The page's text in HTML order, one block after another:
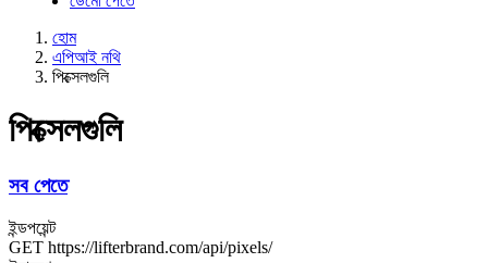
হোম
এপিআই নথি
পিক্সেলগুলি
পিক্সেলগুলি
সব পেতে
ইন্ডপয়েন্ট
GET https://lifterbrand.com/api/pixels/